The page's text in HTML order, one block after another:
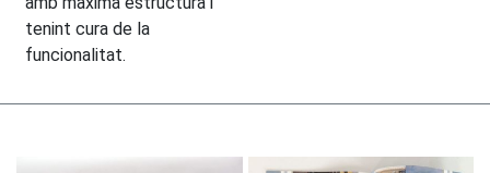
tenint cura de la
funcionalitat.